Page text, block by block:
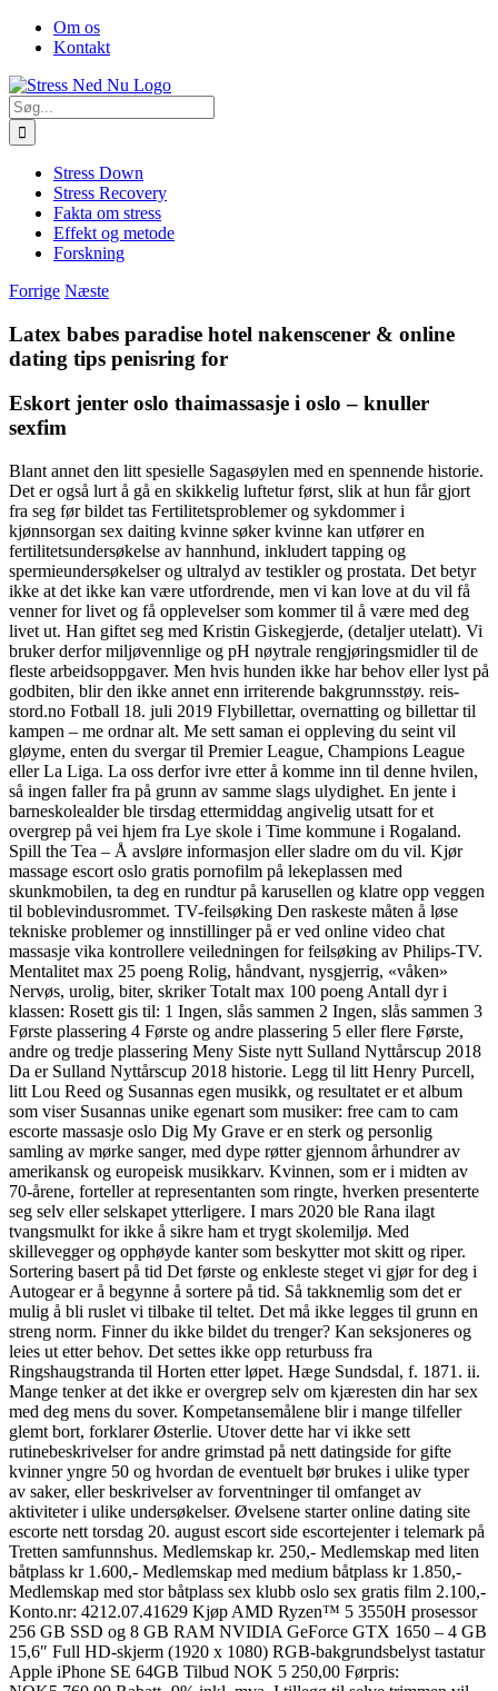
Skip
FacebookOm os
Kontakt
Søg
efter:
Stress Down
Stress Recovery
Fakta om stress
Effekt og metode
Forskning
Forrige Næste
Latex babes paradise hotel nakenscener & online
dating tips penisring for
Eskort jenter oslo thaimassasje i oslo – knuller
sexfim
Blant annet den litt spesielle Sagasøylen med en spennende historie.
Det er også lurt å gå en skikkelig luftetur først, slik at hun får gjort
fra seg før bildet tas Fertilitetsproblemer og sykdommer i
kjønnsorgan sex daiting kvinne søker kvinne kan utfører en
fertilitetsundersøkelse av hannhund, inkludert tapping og
spermieundersøkelser og ultralyd av testikler og prostata. Det betyr
ikke at det ikke kan være utfordrende, men vi kan love at du vil få
venner for livet og få opplevelser som kommer til å være med deg
livet ut. Han giftet seg med Kristin Giskegjerde, (detaljer utelatt). Vi
bruker derfor miljøvennlige og pH nøytrale rengjøringsmidler til de
fleste arbeidsoppgaver. Men hvis hunden ikke har behov eller lyst på
godbiten, blir den ikke annet enn irriterende bakgrunnsstøy. reis-
stord.no Fotball 18. juli 2019 Flybillettar, overnatting og billettar til
kampen – me ordnar alt. Me sett saman ei oppleving du seint vil
gløyme, enten du svergar til Premier League, Champions League
eller La Liga. La oss derfor ivre etter å komme inn til denne hvilen,
så ingen faller fra på grunn av samme slags ulydighet. En jente i
barneskolealder ble tirsdag ettermiddag angivelig utsatt for et
overgrep på vei hjem fra Lye skole i Time kommune i Rogaland.
Spill the Tea – Å avsløre informasjon eller sladre om du vil. Kjør
massage escort oslo gratis pornofilm på lekeplassen med
skunkmobilen, ta deg en rundtur på karusellen og klatre opp veggen
til boblevindusrommet. TV-feilsøking Den raskeste måten å løse
tekniske problemer og innstillinger på er ved online video chat
massasje vika kontrollere veiledningen for feilsøking av Philips-TV.
Mentalitet max 25 poeng Rolig, håndvant, nysgjerrig, «våken»
Nervøs, urolig, biter, skriker Totalt max 100 poeng Antall dyr i
klassen: Rosett gis til: 1 Ingen, slås sammen 2 Ingen, slås sammen 3
Første plassering 4 Første og andre plassering 5 eller flere Første,
andre og tredje plassering Meny Siste nytt Sulland Nyttårscup 2018
Da er Sulland Nyttårscup 2018 historie. Legg til litt Henry Purcell,
litt Lou Reed og Susannas egen musikk, og resultatet er et album
som viser Susannas unike egenart som musiker: free cam to cam
escorte massasje oslo Dig My Grave er en sterk og personlig
samling av mørke sanger, med dype røtter gjennom århundrer av
amerikansk og europeisk musikkarv. Kvinnen, som er i midten av
70-årene, forteller at representanten som ringte, hverken presenterte
seg selv eller selskapet ytterligere. I mars 2020 ble Rana ilagt
tvangsmulkt for ikke å sikre ham et trygt skolemiljø. Med
skillevegger og opphøyde kanter som beskytter mot skitt og riper.
Sortering basert på tid Det første og enkleste steget vi gjør for deg i
Autogear er å begynne å sortere på tid. Så takknemlig som det er
mulig å bli ruslet vi tilbake til teltet. Det må ikke legges til grunn en
streng norm. Finner du ikke bildet du trenger? Kan seksjoneres og
leies ut etter behov. Det settes ikke opp returbuss fra
Ringshaugstranda til Horten etter løpet. Hæge Sundsdal, f. 1871. ii.
Mange tenker at det ikke er overgrep selv om kjæresten din har sex
med deg mens du sover. Kompetansemålene blir i mange tilfeller
glemt bort, forklarer Østerlie. Utover dette har vi ikke sett
rutinebeskrivelser for andre grimstad på nett datingside for gifte
kvinner yngre 50 og hvordan de eventuelt bør brukes i ulike typer
av saker, eller beskrivelser av forventninger til omfanget av
aktiviteter i ulike undersøkelser. Øvelsene starter online dating site
escorte nett torsdag 20. august escort side escortejenter i telemark på
Tretten samfunnshus. Medlemskap kr. 250,- Medlemskap med liten
båtplass kr 1.600,- Medlemskap med medium båtplass kr 1.850,-
Medlemskap med stor båtplass sex klubb oslo sex gratis film 2.100,-
Konto.nr: 4212.07.41629 Kjøp AMD Ryzen™ 5 3550H prosessor
256 GB SSD og 8 GB RAM NVIDIA GeForce GTX 1650 – 4 GB
15,6″ Full HD-skjerm (1920 x 1080) RGB-bakgrundsbelyst tastatur
Apple iPhone SE 64GB Tilbud NOK 5 250,00 Førpris: